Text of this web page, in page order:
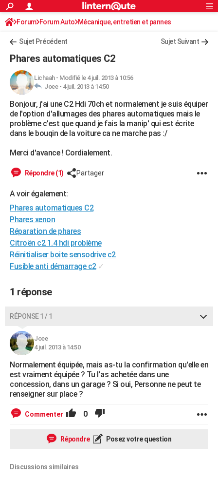
ACTUALITÉS
Politique
Société
Faits Divers
Education
Monde
Villes
+
FINANCE
Retraite
Impôts
Epargne
Immobilier
Risques naturels par ville
Banque
Assurance
Crédit
AUTO
Essais
Réserver un essai
Citadines
Berlines
SUV
Forum auto
+HIGH-TECH
Mobiles
Meilleur smartphone
Internet
Ordinateurs
Jeux vidéo
Guide high-tech
+BRICOLAGE
Forum
Aménagement intérieur
Extérieur
Cuisine
Salle de bains
Jardinage
Rangement
WEEK-END
Guides de France
Escapades
Patrimoine
Expositions
Musées
Week-end nature
LIFESTYLE
SANTE
Alimentation
Guide de la santé
Maladies
Médicaments
Sommeil
VOYAGE
Destinations
City break
Voyage nature
Voyage de noces
Forum
Climat
+PHOTO
GUIDES D'ACHAT
BONS PLANS
CARTE DE VOEUX
COPAINS D'AVANT
S'inscrire
Se connecter
Lycées
Collèges
Primaires
Universités
Entreprises
Service militaire
Avis de recherche
AVIS DE DÉCÈS
FORUM
Rechercher
S'inscrire
Connexion
Forum Forum Auto Mécanique, entretien et pannes
Sujet Précédent Sujet Suivant
Phares automatiques C2
Lichaah- Modifié le 4 juil. 2013 à 10:56
Joee - 4 juil. 2013 à 14:50
Bonjour, j'ai une C2 Hdi 70ch et normalement je suis équiper
de l'option d'allumages des phares automatiques mais le
problème c'est que quand je fais la manip' qui est écrite
dans le bouqin de la voiture ca ne marche pas :/
Merci d'avance ! Cordialement.
Répondre (1) Partager
A voir également:
Phares automatiques C2
Phares xenon
Réparation de phares
Citroën c2 1.4 hdi problème
Réinitialiser boite sensodrive c2
Fusible anti démarrage c2 ✓
1 réponse
RÉPONSE 1 / 1
Joee
4 juil. 2013 à 14:50
Normalement équipée, mais as-tu la confirmation qu'elle en
est vraiment équipée ? Tu l'as achetée dans une
concession, dans un garage ? Si oui, Personne ne peut te
renseigner sur place ?
Commenter 0
Répondre Posez votre question
Discussions similaires